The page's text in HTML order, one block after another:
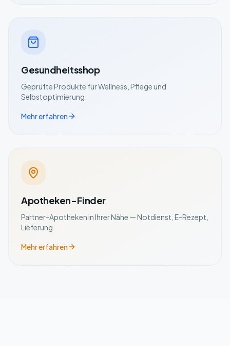
Gesundheitsshop
Geprüfte Produkte für Wellness, Pflege und
Selbstoptimierung.
Mehr erfahren
Apotheken-Finder
Partner-Apotheken in Ihrer Nähe — Notdienst, E-Rezept,
Lieferung.
Mehr erfahren